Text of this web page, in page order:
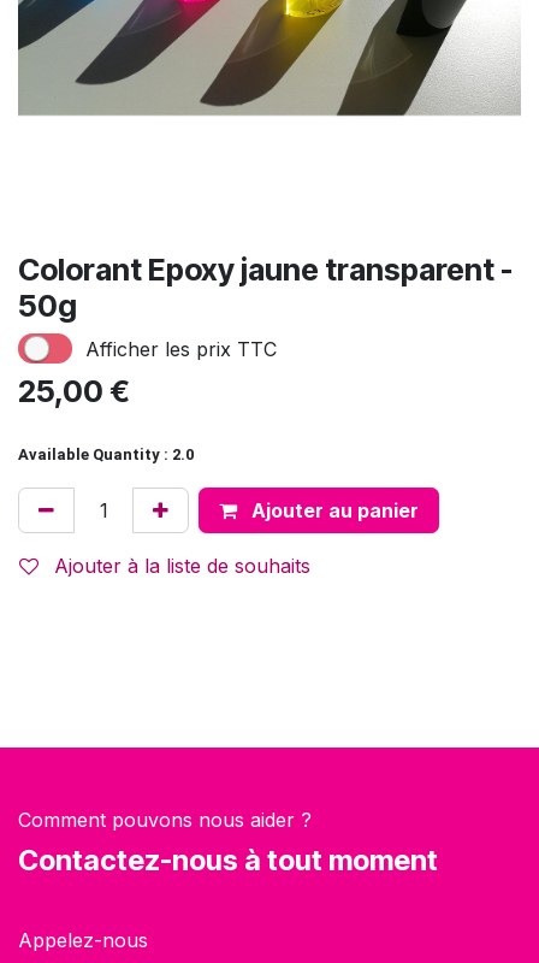
Colorant Epoxy jaune transparent -
50g
Afficher les prix TTC
25,00 €
Available Quantity : 2.0
Ajouter au panier
Ajouter à la liste de souhaits
Comment pouvons nous aider ?
Contactez-nous à tout moment
Appelez-nous